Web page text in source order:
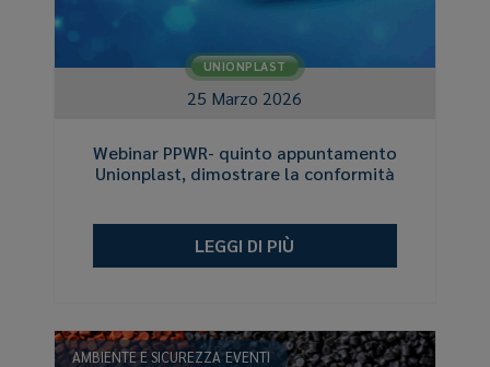
UNIONPLAST
25 Marzo 2026
Webinar PPWR- quinto appuntamento
Unionplast, dimostrare la conformità
LEGGI DI PIÙ
AMBIENTE E SICUREZZA EVENTI